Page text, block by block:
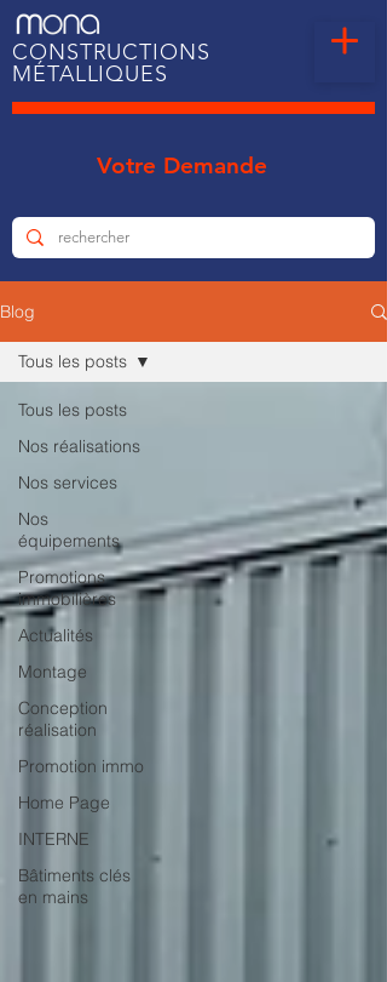
CONSTRUCTIONS
MÉTALLIQUES
Votre Demande
Blog
Tous les posts
Nos réalisations
Nos services
Nos
équipements
Promotions
immobilières
Actualités
Montage
Conception
réalisation
Promotion immo
Home Page
INTERNE
Bâtiments clés
en mains
Tous les posts